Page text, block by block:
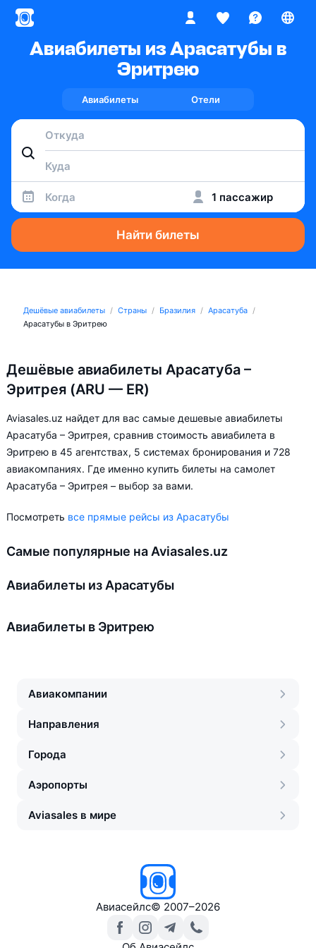
Авиабилеты из Арасатубы в
Эритрею
Авиабилеты Отели
Когда 1 пассажир
Найти билеты
Дешёвые авиабилеты Страны Бразилия
Арасатуба
Арасатубы в Эритрею
Дешёвые авиабилеты Арасатуба –
Эритрея (ARU — ER)
Aviasales.uz найдет для вас самые дешевые авиабилеты
Арасатуба – Эритрея, сравнив стоимость авиабилета в
Эритрею в 45 агентствах, 5 системах бронирования и 728
авиакомпаниях. Где именно купить билеты на самолет
Арасатуба – Эритрея – выбор за вами.
Посмотреть все прямые рейсы из Арасатубы
Самые популярные на Aviasales.uz
Авиабилеты из Арасатубы
Авиабилеты в Эритрею
Авиакомпании
Направления
Города
Аэропорты
Aviasales в мире
Авиасейлс© 2007–2026